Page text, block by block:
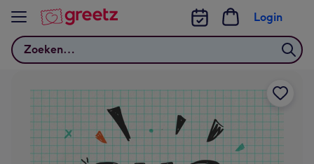
Bekijk meer
Zoeken
Login